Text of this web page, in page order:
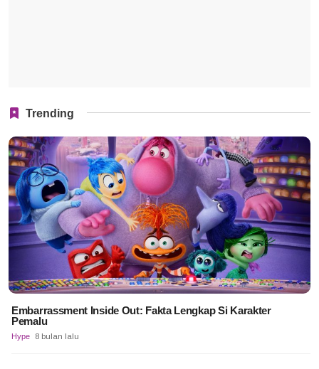
Trending
Embarrassment Inside Out: Fakta Lengkap Si Karakter
Pemalu
Hype 8 bulan lalu